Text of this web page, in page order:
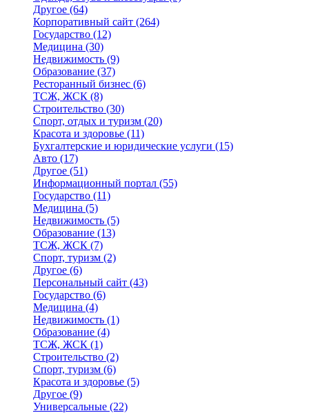
Другое (64)
Корпоративный сайт (264)
Государство (12)
Медицина (30)
Недвижимость (9)
Образование (37)
Ресторанный бизнес (6)
ТСЖ, ЖСК (8)
Строительство (30)
Спорт, отдых и туризм (20)
Красота и здоровье (11)
Бухгалтерские и юридические услуги (15)
Авто (17)
Другое (51)
Информационный портал (55)
Государство (11)
Медицина (5)
Недвижимость (5)
Образование (13)
ТСЖ, ЖСК (7)
Спорт, туризм (2)
Другое (6)
Персональный сайт (43)
Государство (6)
Медицина (4)
Недвижимость (1)
Образование (4)
ТСЖ, ЖСК (1)
Строительство (2)
Спорт, туризм (6)
Красота и здоровье (5)
Другое (9)
Универсальные (22)